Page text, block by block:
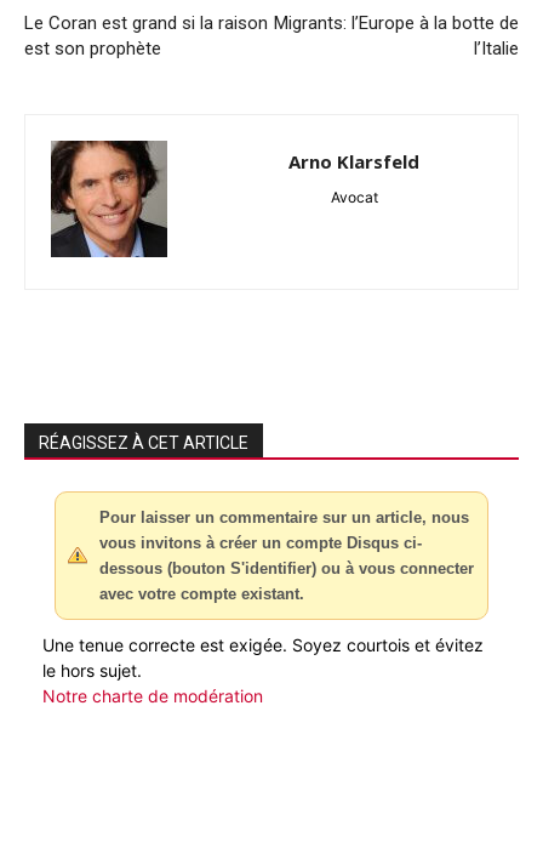
Le Coran est grand si la raison
est son prophète
Migrants: l’Europe à la botte de
l’Italie
Arno Klarsfeld
Avocat
RÉAGISSEZ À CET ARTICLE
Pour laisser un commentaire sur un article, nous
vous invitons à créer un compte Disqus ci-
dessous (bouton S'identifier) ou à vous connecter
avec votre compte existant.
Une tenue correcte est exigée. Soyez courtois et évitez
le hors sujet.
Notre charte de modération